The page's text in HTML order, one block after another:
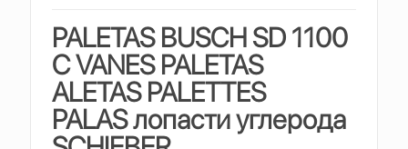
PALETAS BUSCH SD 1100
CVANES PALETAS
ALETAS PALETTES
PALASлопасти углерода